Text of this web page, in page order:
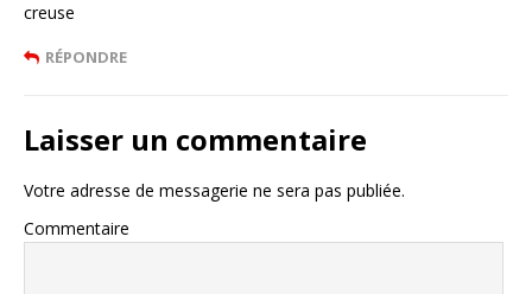
creuse
RÉPONDRE
Laisser un commentaire
Votre adresse de messagerie ne sera pas publiée.
Commentaire